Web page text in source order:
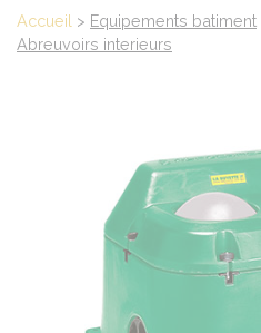
Accueil > Equipements batiment
Abreuvoirs interieurs